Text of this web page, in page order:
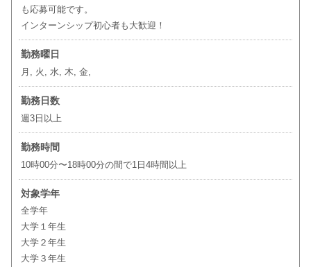
も応募可能です。
インターンシップ初心者も大歓迎！
勤務曜日
月, 火, 水, 木, 金,
勤務日数
週3日以上
勤務時間
10時00分〜18時00分の間で1日4時間以上
対象学年
全学年
大学１年生
大学２年生
大学３年生